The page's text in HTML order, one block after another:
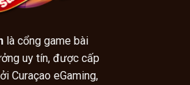
là cổng game bài
uy tín, được cấp
Curaçao eGaming,